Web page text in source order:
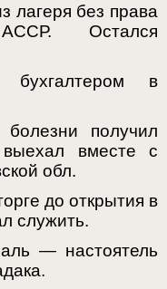
лагеря без права
Остался
в
получил
вместе с
обл.
до открытия в
служить.
— настоятель